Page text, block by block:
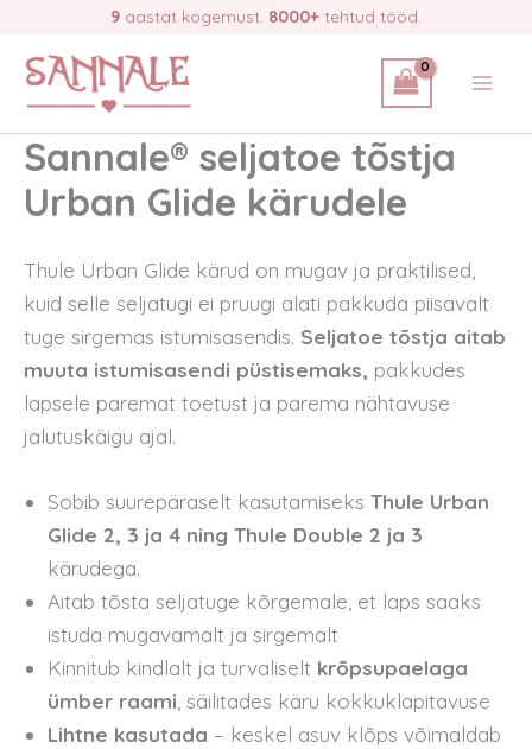
content
9 aastat kogemust. 8000+ tehtud tööd.
Sannale® seljatoe tõstja
Urban Glide kärudele
Thule Urban Glide kärud on mugav ja praktilised,
kuid selle seljatugi ei pruugi alati pakkuda piisavalt
tuge sirgemas istumisasendis. Seljatoe tõstja aitab
muuta istumisasendi püstisemaks, pakkudes
lapsele paremat toetust ja parema nähtavuse
jalutuskäigu ajal.
Sobib suurepäraselt kasutamiseks Thule Urban
Glide 2, 3 ja 4 ning Thule Double 2 ja 3
kärudega.
Aitab tõsta seljatuge kõrgemale, et laps saaks
istuda mugavamalt ja sirgemalt
Kinnitub kindlalt ja turvaliselt krõpsupaelaga
ümber raami , säilitades käru kokkuklapitavuse
Lihtne kasutada – keskel asuv klõps võimaldab